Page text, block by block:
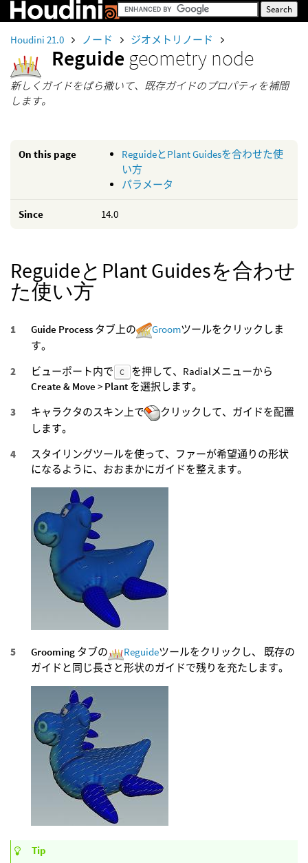
Houdini 21.0 ノード ジオメトリノード
Reguide geometry node
新しくガイドをばら撒いて、既存ガイドのプロパティを補間
します。
On this page
ReguideとPlant Guidesを合わせた使
い方
パラメータ
Since 14.0
ReguideとPlant Guidesを合わせ
た使い方
Guide Process タブ上の Groomツールをクリックしま
す。
ビューポート内で
C
を押して、Radialメニューから
Create & Move > Plant を選択します。
キャラクタのスキン上で
クリックして、ガイドを配置
します。
スタイリングツールを使って、ファーが希望通りの形状
になるように、おおまかにガイドを整えます。
Grooming タブの Reguideツールをクリックし、 既存の
ガイドと同じ長さと形状のガイドで残りを充たします。
Tip